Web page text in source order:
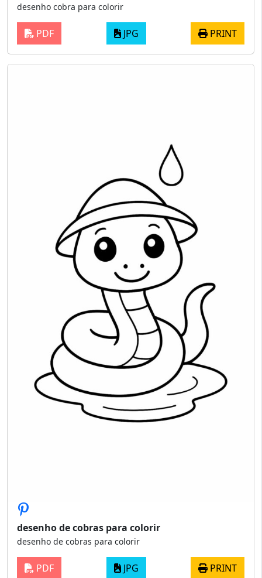
desenho cobra para colorir
PDF JPG PRINT
desenho de cobras para colorir
desenho de cobras para colorir
PDF JPG PRINT